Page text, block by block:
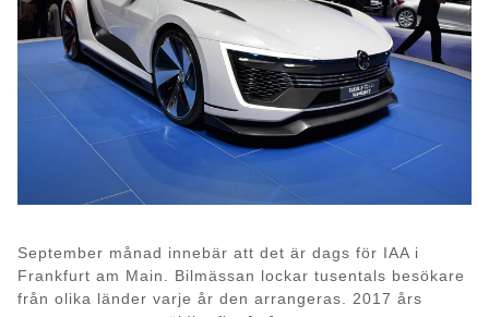
September månad innebär att det är dags för IAA i
Frankfurt am Main. Bilmässan lockar tusentals besökare
från olika länder varje år den arrangeras. 2017 års